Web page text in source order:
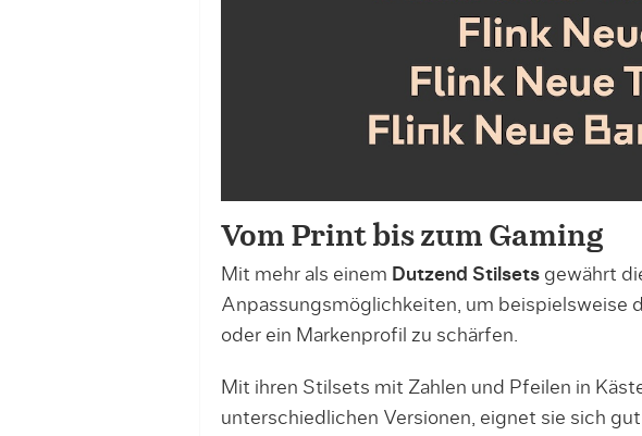
Vom Print bis zum Gaming
Mit mehr als einem Dutzend Stilsetsgewährt
Anpassungsmöglichkeiten, um beispielsweise
oder ein Markenprofil zu schärfen.
Mit ihren Stilsets mit Zahlen und Pfeilen in
unterschiedlichen Versionen, eignet sie sich